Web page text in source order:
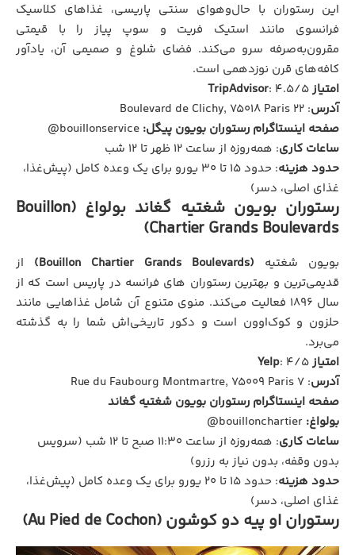
این رستوران با حال‌وهوای سنتی پاریسی، غذاهای کلاسیک
فرانسوی مانند استیک فریت و سوپ پیاز را با قیمتی
مقرون‌به‌صرفه سرو می‌کند. فضای شلوغ و صمیمی آن، یادآور
کافه‌های قرن نوزدهمی است.
امتیاز TripAdvisor: ۴.۵/۵
آدرس: ۲۲ Boulevard de Clichy, 75018 Paris
صفحه اینستاگرام رستوران بویون پیگل: bouillonservice@
ساعات کاری: همه‌روزه از ساعت ۱۲ ظهر تا ۱۲ شب
حدود هزینه
: حدود ۱۵ تا ۳۰ یورو برای یک وعده کامل (پیش‌غذا،
غذای اصلی، دسر)
رستوران بویون شغتیه گغاند بولواغ (Bouillon
Chartier Grands Boulevards)
بویون شغتیه (Bouillon Chartier Grands Boulevards)
از
قدیمی‌ترین و بهترین رستوران های فرانسه در پاریس است که از
سال ۱۸۹۶ فعالیت می‌کند. منوی متنوع آن شامل غذاهایی مانند
حلزون و کوک‌او‌ون است و دکور تاریخی‌اش شما را به گذشته
می‌برد.
امتیاز Yelp: ۴/۵
آدرس: ۷ Rue du Faubourg Montmartre, 75009 Paris
صفحه اینستاگرام رستوران بویون شغتیه گغاند
بولواغ: bouillonchartier@
ساعات کاری
: همه‌روزه از ساعت ۱۱:۳۰ صبح تا ۱۲ شب (سرویس
بدون وقفه، بدون نیاز به رزرو)
حدود هزینه
: حدود ۱۵ تا ۲۰ یورو برای یک وعده کامل (پیش‌غذا،
غذای اصلی، دسر)
رستوران او پیه دو کوشون (Au Pied de Cochon)